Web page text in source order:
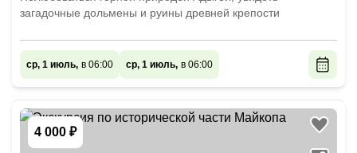
загадочные дольмены и руины древней крепости
ср, 1 июль, в 06:00 ср, 1 июль, в 06:00
4 000 ₽